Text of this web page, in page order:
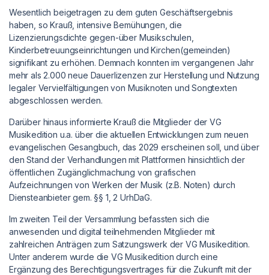
Wesentlich beigetragen zu dem guten Geschäftsergebnis
haben, so Krauß, intensive Bemühungen, die
Lizenzierungsdichte gegen-über Musikschulen,
Kinderbetreuungseinrichtungen und Kirchen(gemeinden)
signifikant zu erhöhen. Demnach konnten im vergangenen Jahr
mehr als 2.000 neue Dauerlizenzen zur Herstellung und Nutzung
legaler Vervielfältigungen von Musiknoten und Songtexten
abgeschlossen werden.
Darüber hinaus informierte Krauß die Mitglieder der VG
Musikedition u.a. über die aktuellen Entwicklungen zum neuen
evangelischen Gesangbuch, das 2029 erscheinen soll, und über
den Stand der Verhandlungen mit Plattformen hinsichtlich der
öffentlichen Zugänglichmachung von grafischen
Aufzeichnungen von Werken der Musik (z.B. Noten) durch
Diensteanbieter gem. §§ 1, 2 UrhDaG.
Im zweiten Teil der Versammlung befassten sich die
anwesenden und digital teilnehmenden Mitglieder mit
zahlreichen Anträgen zum Satzungswerk der VG Musikedition.
Unter anderem wurde die VG Musikedition durch eine
Ergänzung des Berechtigungsvertrages für die Zukunft mit der